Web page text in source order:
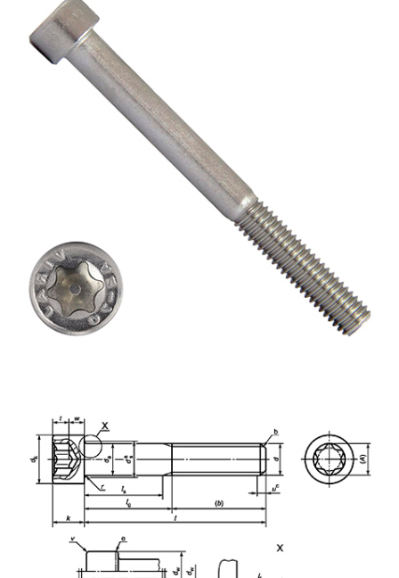
ОПЛАТА И ДОСТАВКА
НАШИ МАГАЗИНЫ
Втулки
Дюймовый крепёж
Заклепки (Гайки-Заклепки)
Инструмент
Крюки, кольца с метрической резьбой
Оснастка и аксессуары для яхт
Пробки
Саморезы и шурупы